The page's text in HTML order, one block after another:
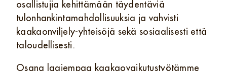
osallistujia kehittämään täydentäviä
tulonhankintamahdollisuuksia ja vahvisti
kaakaonviljely-yhteisöjä sekä sosiaalisesti että
taloudellisesti.
Osana laajempaa kaakaovaikutustyötämme